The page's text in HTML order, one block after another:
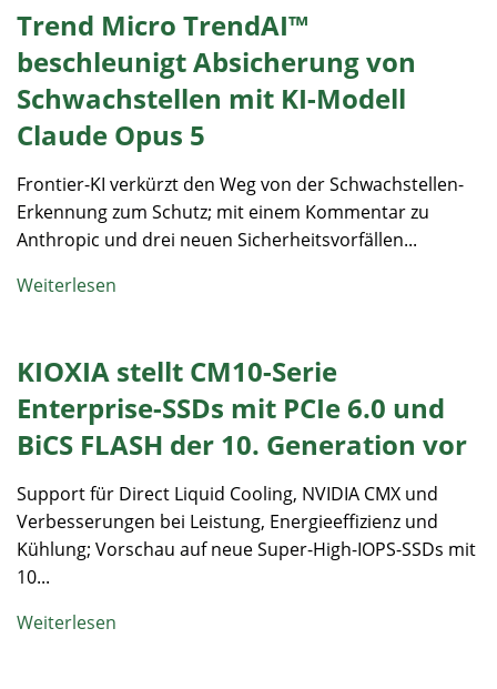
Trend Micro TrendAI™
beschleunigt Absicherung von
Schwachstellen mit KI-Modell
Claude Opus 5
Frontier-KI verkürzt den Weg von der Schwachstellen-
Erkennung zum Schutz; mit einem Kommentar zu
Anthropic und drei neuen Sicherheitsvorfällen...
Weiterlesen
KIOXIA stellt CM10-Serie
Enterprise-SSDs mit PCIe 6.0 und
BiCS FLASH der 10. Generation vor
Support für Direct Liquid Cooling, NVIDIA CMX und
Verbesserungen bei Leistung, Energieeffizienz und
Kühlung; Vorschau auf neue Super-High-IOPS-SSDs mit
10...
Weiterlesen